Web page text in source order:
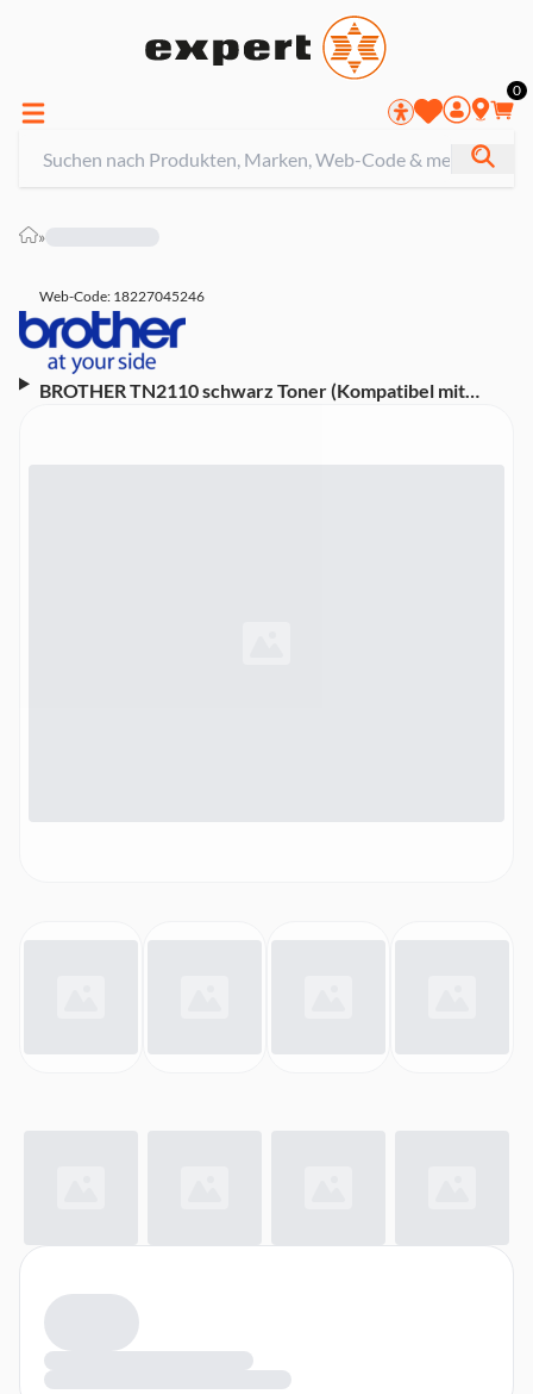
0
»
Web-Code: 18227045246
BROTHER TN2110 schwarz Toner (Kompatibel mit